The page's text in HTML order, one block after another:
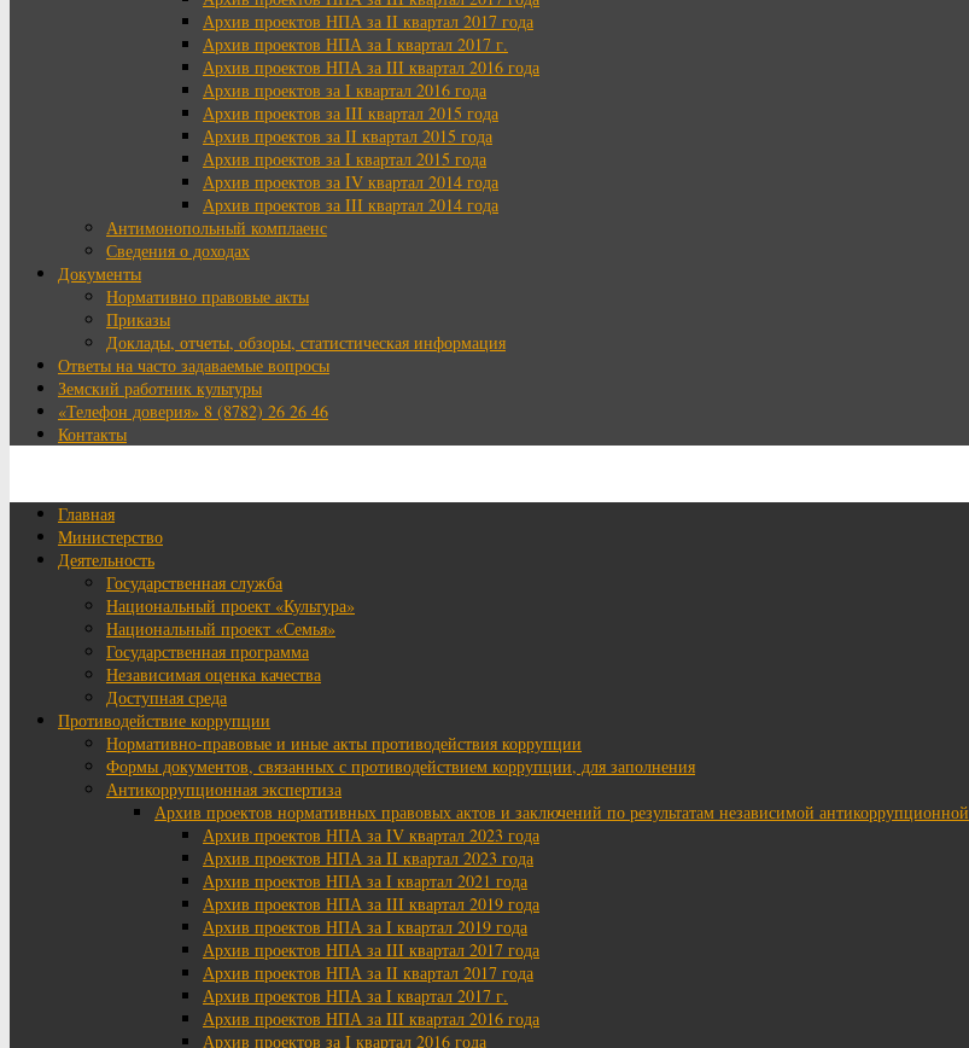
Архив проектов НПА за II квартал 2017 года
Архив проектов НПА за I квартал 2017 г.
Архив проектов НПА за III квартал 2016 года
Архив проектов за I квартал 2016 года
Архив проектов за III квартал 2015 года
Архив проектов за II квартал 2015 года
Архив проектов за I квартал 2015 года
Архив проектов за IV квартал 2014 года
Архив проектов за III квартал 2014 года
Антимонопольный комплаенс
Сведения о доходах
Документы
Нормативно правовые акты
Приказы
Доклады, отчеты, обзоры, статистическая информация
Ответы на часто задаваемые вопросы
Земский работник культуры
«Телефон доверия» 8 (8782) 26 26 46
Контакты
Главная
Министерство
Деятельность
Государственная служба
Национальный проект «Культура»
Национальный проект «Семья»
Государственная программа
Независимая оценка качества
Доступная среда
Противодействие коррупции
Нормативно-правовые и иные акты противодействия коррупции
Формы документов, связанных с противодействием коррупции, для заполнения
Антикоррупционная экспертиза
Архив проектов нормативных правовых актов и заключений по результатам независимой антикоррупционной
Архив проектов НПА за IV квартал 2023 года
Архив проектов НПА за II квартал 2023 года
Архив проектов НПА за I квартал 2021 года
Архив проектов НПА за III квартал 2019 года
Архив проектов НПА за I квартал 2019 года
Архив проектов НПА за III квартал 2017 года
Архив проектов НПА за II квартал 2017 года
Архив проектов НПА за I квартал 2017 г.
Архив проектов НПА за III квартал 2016 года
Архив проектов за I квартал 2016 года